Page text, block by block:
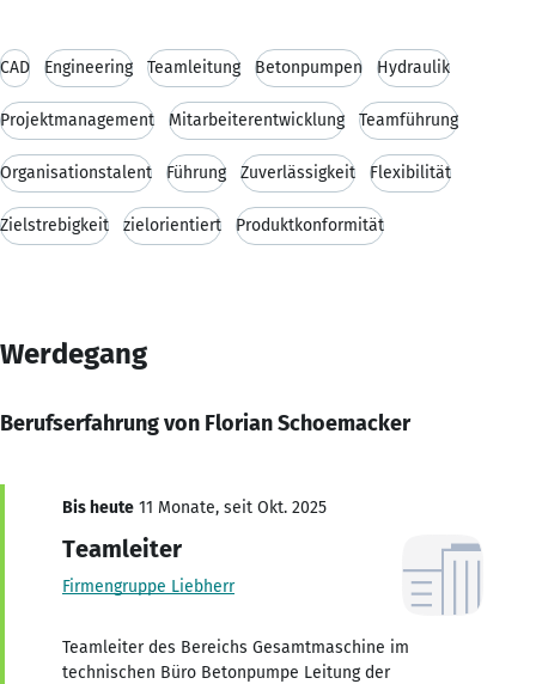
CAD Engineering Teamleitung Betonpumpen Hydraulik
Projektmanagement Mitarbeiterentwicklung Teamführung
Organisationstalent Führung Zuverlässigkeit Flexibilität
Zielstrebigkeit zielorientiert Produktkonformität
Werdegang
Berufserfahrung von Florian Schoemacker
Bis heute 11 Monate, seit Okt. 2025
Teamleiter
Firmengruppe Liebherr
Teamleiter des Bereichs Gesamtmaschine im
technischen Büro Betonpumpe Leitung der